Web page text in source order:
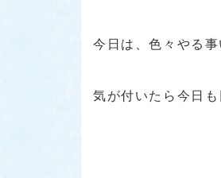
今日は、色々やる
気が付いたら今日